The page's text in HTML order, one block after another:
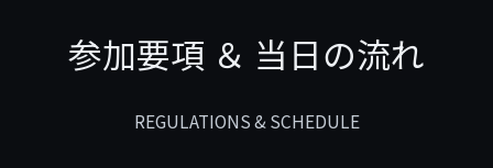
参加要項 ＆ 当日の流れ
REGULATIONS & SCHEDULE